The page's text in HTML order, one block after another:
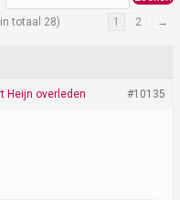
totaal 28) 1 2 →
Heijn overleden #10135